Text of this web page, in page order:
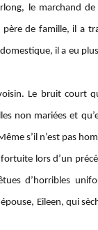
le marchand
de famille, il a
il a eu
Le bruit court
non mariées et
s’il n’est pas
lors d’un
d’horribles
Eileen, qui